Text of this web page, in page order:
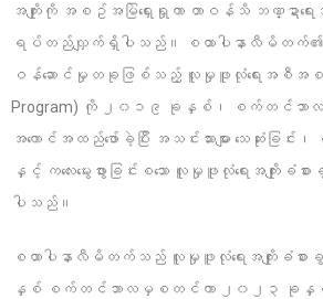
အကျိုးကို အစဥ်အမြဲရှေးရှုကာ တာဝန်သိ ဘဏ္ဍာ
ရပ်တည်လျှက်ရှိပါသည်။ စထာပါနာလီမိတက်၏ က
ဝန်ဆောင်မှုတခုဖြစ်သည့် လူမှုဖူလုံရေးအစီအစဥ်
Program) ကို ၂၀၁၉ ခုနှစ်၊ စက်တင်ဘ
အကောင်အထည်ဖော်ခဲ့ပြီး အသင်းသားများ သေဆုံးခြင်
နှင့် ကလေးမွေးဖွားခြင်းစသော လူမှုဖူလုံရေးအကျိုးခံစ
ပါသည်။
စထာပါနာလီမိတက်သည် လူမှုဖူလုံရေးအကျိုးခံစား
နှစ် စက်တင်ဘာလမှစတင်ကာ ၂၀၂၃ ခုနှ